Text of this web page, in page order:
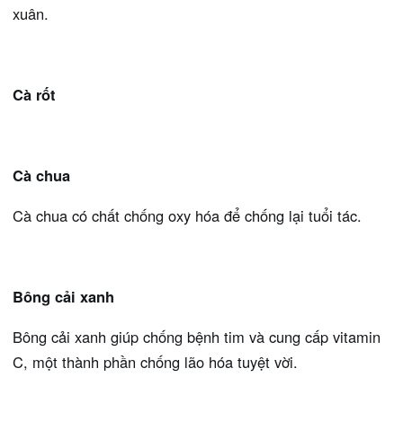
xuân.
Cà rốt
Cà chua
Cà chua có chất chống oxy hóa để chống lại tuổi tác.
Bông cải xanh
Bông cải xanh giúp chống bệnh tim và cung cấp vitamin
C, một thành phần chống lão hóa tuyệt vời.